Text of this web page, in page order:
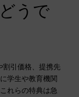
うで
引価格、提携先
学生や教育機関
れらの特典は急